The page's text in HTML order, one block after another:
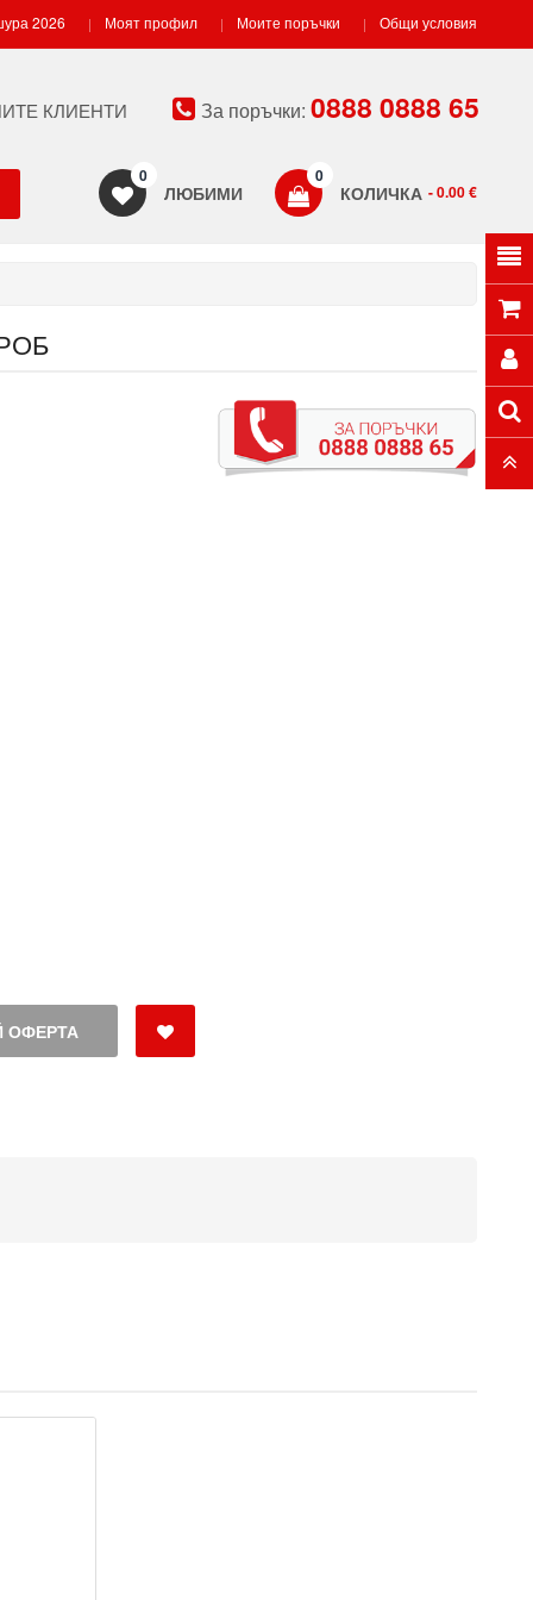
2026 Моят профил Моите поръчки Общи условия
КЛИЕНТИ За поръчки: 0888 0888 65
КОЛИЧКА
0
- 0.00 €
ЛЮБИМИ
0
ОФЕРТА